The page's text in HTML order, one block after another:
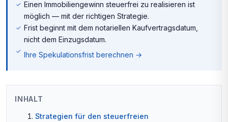
Einen Immobiliengewinn steuerfrei zu realisieren ist
möglich — mit der richtigen Strategie.
Frist beginnt mit dem notariellen Kaufvertragsdatum,
nicht dem Einzugsdatum.
Ihre Spekulationsfrist berechnen →
INHALT
Strategien für den steuerfreien